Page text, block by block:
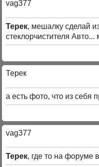
vag377
Терек, мешалку сделай
стеклорчистителя
Терек
а есть фото, что из себя
vag377
Терек, где то на форуме